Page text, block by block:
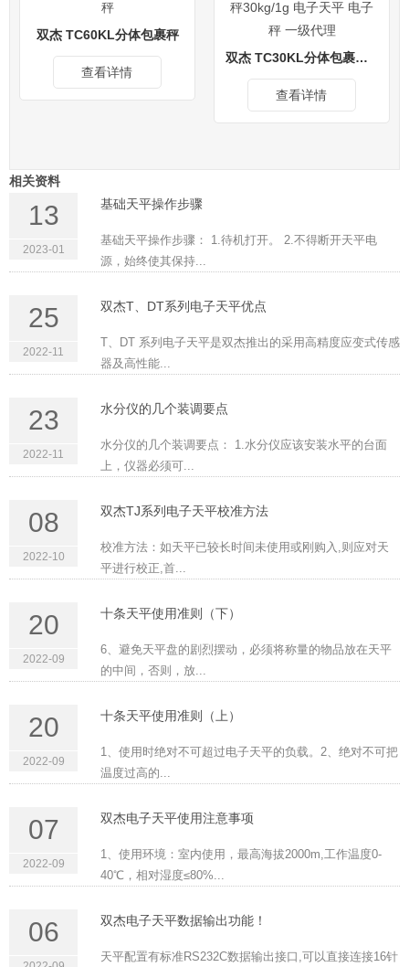
双杰 TC60KL分体包裹秤
查看详情
双杰 TC30KL分体包裹秤30kg/1g 电子天平 电子秤 一级代理
查看详情
相关资料
13
2023-01
基础天平操作步骤
基础天平操作步骤： 1.待机打开。 2.不得断开天平电
源，始终使其保持...
25
2022-11
双杰T、DT系列电子天平优点
T、DT 系列电子天平是双杰推出的采用高精度应变式传感
器及高性能...
23
2022-11
水分仪的几个装调要点
水分仪的几个装调要点： 1.水分仪应该安装水平的台面
上，仪器必须可...
08
2022-10
双杰TJ系列电子天平校准方法
校准方法：如天平已较长时间未使用或刚购入,则应对天
平进行校正,首...
20
2022-09
十条天平使用准则（下）
6、避免天平盘的剧烈摆动，必须将称量的物品放在天平
的中间，否则，放...
20
2022-09
十条天平使用准则（上）
1、使用时绝对不可超过电子天平的负载。2、绝对不可把
温度过高的...
07
2022-09
双杰电子天平使用注意事项
1、使用环境：室内使用，最高海拔2000m,工作温度0-
40℃，相对湿度≤80%...
06 双杰电子天平数据输出功能！
天平配置有标准RS232C数据输出接口,可以直接连接16针